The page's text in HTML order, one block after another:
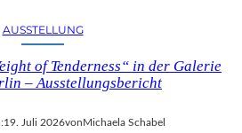
AUSSTELLUNG
of Tenderness“ in der Galerie
– Ausstellungsbericht
19. Juli 2026vonMichaela Schabel